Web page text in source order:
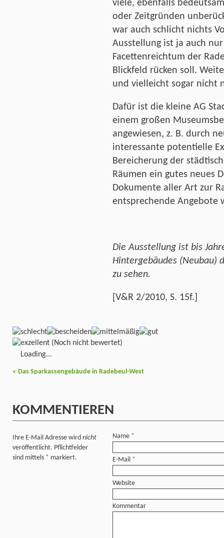
viele, ebenfalls
oder Zeitgründen
war auch schlicht nichts
Ausstellung ist ja auch
Facettenreichtum der
Blickfeld rücken soll.
und vielleicht sogar nicht
Dafür ist die kleine AG
einem großen
angewiesen, z. B. durch
interessante potentielle
Bereicherung der
Räumen ein gutes neues
Dokumente aller Art zur
entsprechende Angebote
Die Ausstellung ist bis
Hintergebäudes (Neubau)
zu sehen.
[V&R 2/2010, S. 15f.]
(Noch nicht bewertet)
Loading...
« Das Sparkassengebäude in Radebeul-West
KOMMENTIEREN
Ihre E-Mail Adresse wird nicht
veröffentlicht. Pflichtfelder
sind mittels * markiert.
Name *
E-Mail *
Website
Kommentar